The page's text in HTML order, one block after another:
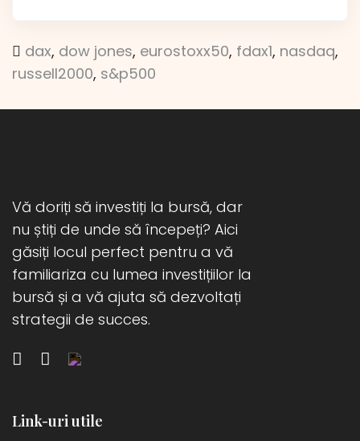
dax, dow jones, eurostoxx50, fdax1, nasdaq,
russell2000, s&p500
Vă doriți să investiți la bursă, dar
nu știți de unde să începeți? Aici
găsiți locul perfect pentru a vă
familiariza cu lumea investițiilor la
bursă și a vă ajuta să dezvoltați
strategii de succes.
Link-uri utile